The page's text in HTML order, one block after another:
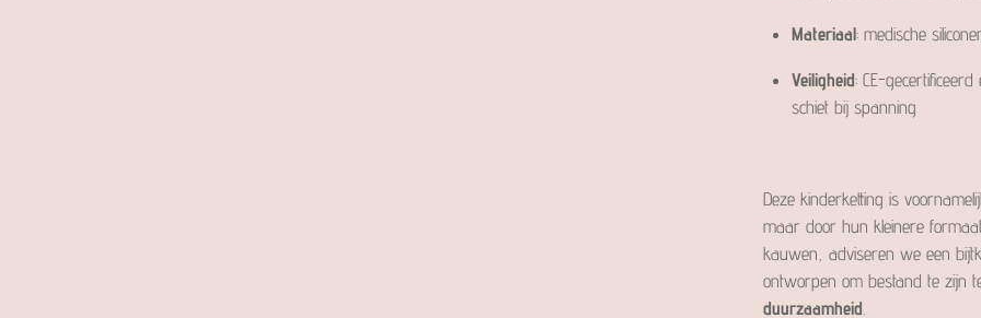
Materiaal: medische
Veiligheid: CE-
schiet bij spanning
Deze kinderketting is
maar door hun kleinere
kauwen, adviseren we een
ontworpen om bestand te zijn
duurzaamheid